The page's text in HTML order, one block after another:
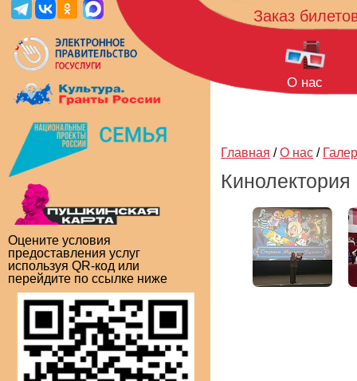
Оцените условия
предоставления услуг
используя QR-код или
перейдите по ссылке ниже
Заказ
О нас
Главная / О нас /